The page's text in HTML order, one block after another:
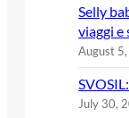
Selly
viaggi e
August
July 30,